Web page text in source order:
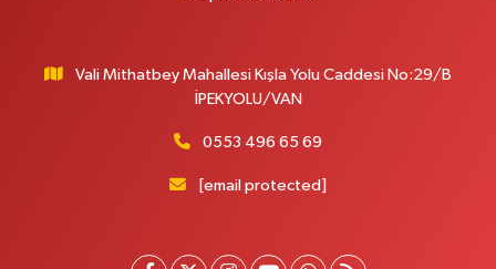
Yenı Derman Eczanesi
Akdamar Hastanesi Acil yanı. İpekyolu. Hatuniye mahallesi terzioğlu, Eski
Yol Tarifi Al
Hayat Eczanesi
Vali Mithatbey Mahallesi Kışla Yolu Caddesi No:29/B
İPEKYOLU/VAN
0553 496 65 69
[email protected]